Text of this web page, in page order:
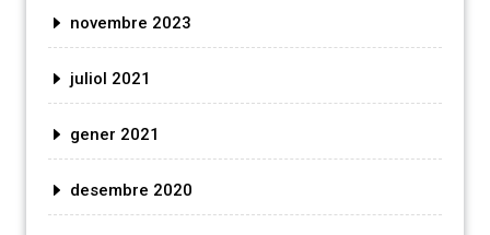
novembre 2023
juliol 2021
gener 2021
desembre 2020